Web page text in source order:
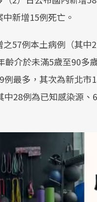
新增15例死亡。
57例本土病例（其
齡介於未滿5歲至90多
例最多，其次為新北
中28例為已知感染源